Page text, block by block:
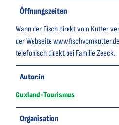
Öffnungszeiten
Wann der Fisch direkt vom Kutter
der Webseite
telefonisch direkt bei Familie Zeeck.
Autor:in
Cuxland-Tourismus
Organisation